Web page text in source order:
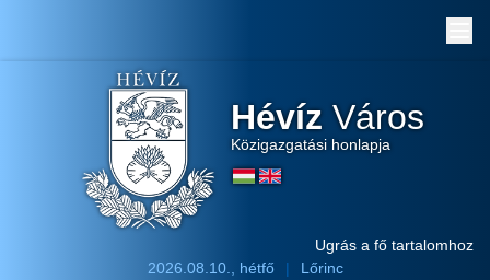
Hévíz Város
Közigazgatási honlapja
Ugrás a fő tartalomhoz
2026.08.10., hétfő
Lőrinc